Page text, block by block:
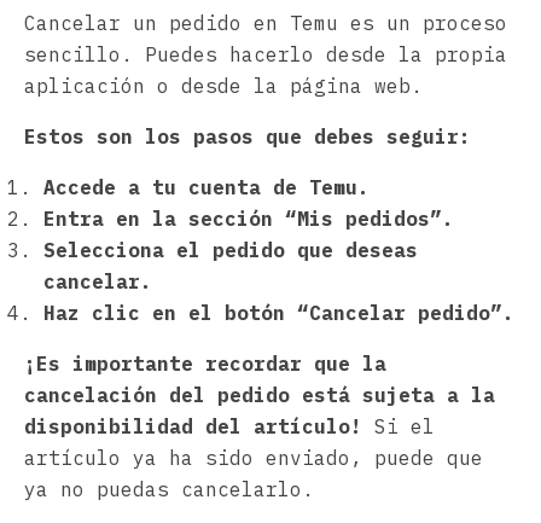
Cancelar un pedido en Temu es un proceso
sencillo. Puedes hacerlo desde la propia
aplicación o desde la página web.
Estos son los pasos que debes seguir:
Accede a tu cuenta de Temu.
Entra en la sección “Mis pedidos”.
Selecciona el pedido que deseas
cancelar.
Haz clic en el botón “Cancelar pedido”.
¡Es importante recordar que la
cancelación del pedido está sujeta a la
disponibilidad del artículo!
Si el
artículo ya ha sido enviado, puede que
ya no puedas cancelarlo.